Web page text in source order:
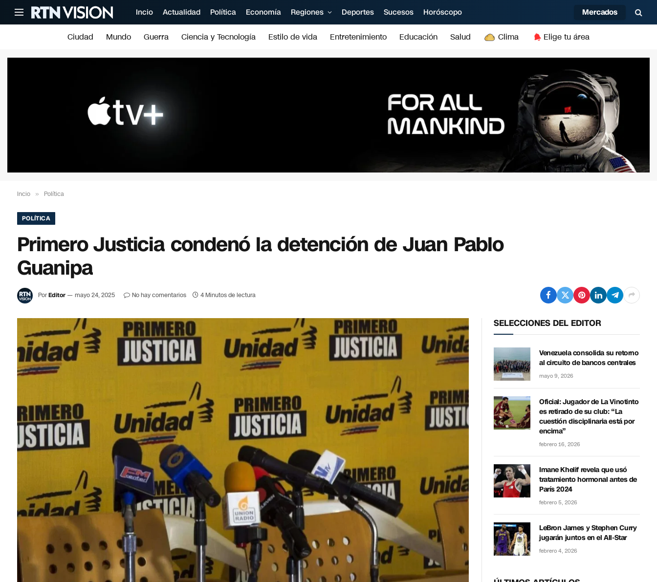
Incio Actualidad Política Economía Regiones Deportes Sucesos Horóscopo Mercados
Ciudad Mundo Guerra Ciencia y Tecnología Estilo de vida Entretenimiento Educación Salud Clima Elige tu área
Incio » Política
POLÍTICA
Primero Justicia condenó la detención de Juan Pablo
Guanipa
PorEditor mayo 24, 2025 No hay comentarios 4 Minutos de lectura
SELECCIONES DEL EDITOR
Venezuela consolida su retorno
al circuito de bancos centrales
mayo 9, 2026
Oficial: Jugador de La Vinotinto
es retirado de su club: “La
cuestión disciplinaria está por
encima”
febrero 16, 2026
Imane Khelif revela que usó
tratamiento hormonal antes de
París 2024
febrero 5, 2026
LeBron James y Stephen Curry
jugarán juntos en el All-Star
febrero 4, 2026